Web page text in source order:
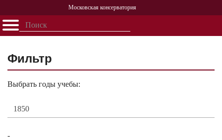
Московская консерватория
Открыть - закрыть
Фильтр
Выбрать годы учебы:
-